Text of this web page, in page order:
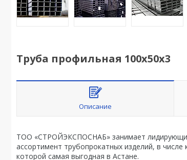
Труба профильная 100х50х3
Описание
ТОО «СТРОЙЭКСПОСНАБ» занимает
ассортимент трубопрокатных изделий, в
которой самая выгодная в Астане.